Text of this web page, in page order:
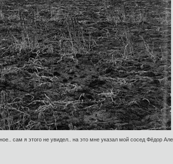
сам я этого не увидел.. на это мне указал мой сосед Фёдор